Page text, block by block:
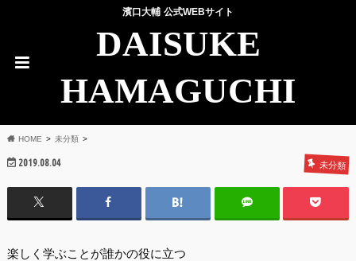
濱口大輔 公式WEBサイト
DAISUKE
HAMAGUCHI
HOME 未分類
2019.08.04 未分類
楽しく学ぶことが誰かの役に立つ